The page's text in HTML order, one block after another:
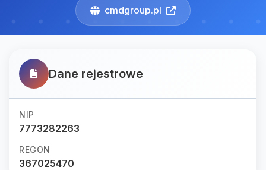
cmdgroup.pl
Dane rejestrowe
NIP
7773282263
REGON
367025470